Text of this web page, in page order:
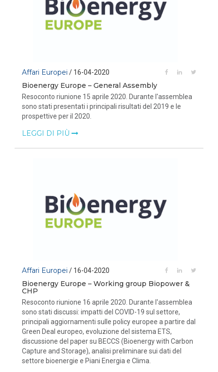
Affari Europei / 16-04-2020
Bioenergy Europe – General Assembly
Resoconto riunione 15 aprile 2020. Durante l'assemblea
sono stati presentati i principali risultati del 2019 e le
prospettive per il 2020.
LEGGI DI PIÙ
Affari Europei / 16-04-2020
Bioenergy Europe – Working group Biopower &
CHP
Resoconto riunione 16 aprile 2020. Durante l'assemblea
sono stati discussi: impatti del COVID-19 sul settore,
principali aggiornamenti sulle policy europee a partire dal
Green Deal europeo, evoluzione del sistema ETS,
discussione del paper su BECCS (Bioenergy with Carbon
Capture and Storage), analisi preliminare sui dati del
settore bioenergie e Piani Energia e Clima.